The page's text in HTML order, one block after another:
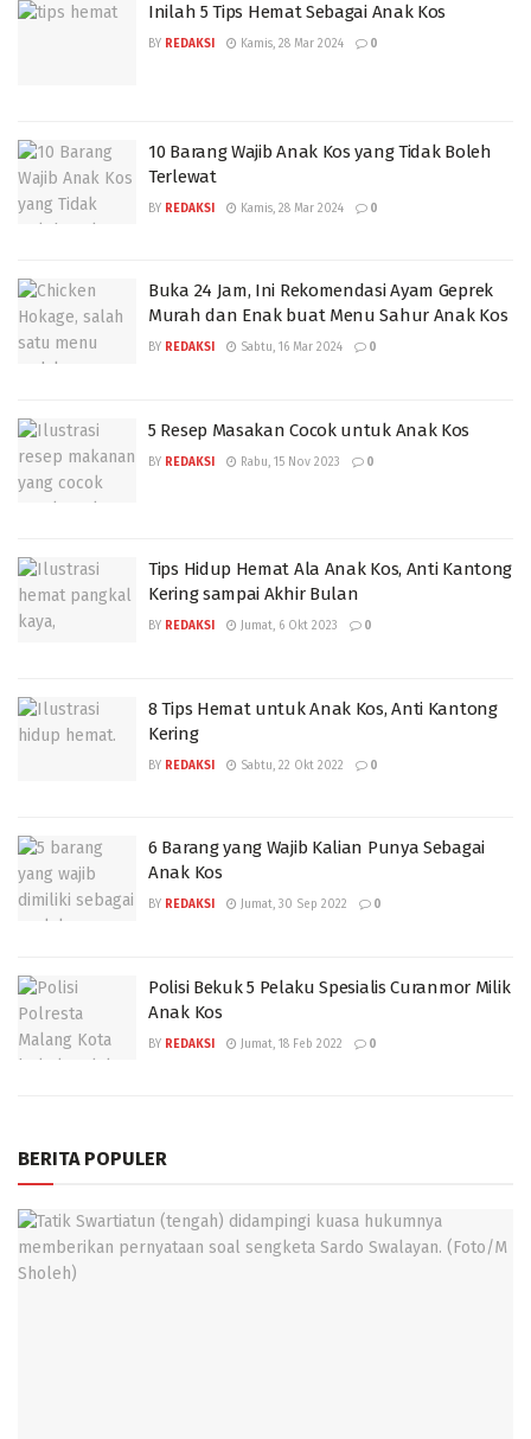
Inilah 5 Tips Hemat Sebagai Anak Kos
BY REDAKSI Kamis, 28 Mar 2024 0
10 Barang Wajib Anak Kos yang Tidak Boleh
Terlewat
BY REDAKSI Kamis, 28 Mar 2024 0
Buka 24 Jam, Ini Rekomendasi Ayam Geprek
Murah dan Enak buat Menu Sahur Anak Kos
BY REDAKSI Sabtu, 16 Mar 2024 0
5 Resep Masakan Cocok untuk Anak Kos
BY REDAKSI Rabu, 15 Nov 2023 0
Tips Hidup Hemat Ala Anak Kos, Anti Kantong
Kering sampai Akhir Bulan
BY REDAKSI Jumat, 6 Okt 2023 0
8 Tips Hemat untuk Anak Kos, Anti Kantong
Kering
BY REDAKSI Sabtu, 22 Okt 2022 0
6 Barang yang Wajib Kalian Punya Sebagai
Anak Kos
BY REDAKSI Jumat, 30 Sep 2022 0
Polisi Bekuk 5 Pelaku Spesialis Curanmor Milik
Anak Kos
BY REDAKSI Jumat, 18 Feb 2022 0
BERITA POPULER